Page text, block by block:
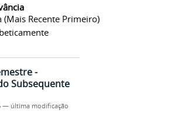
(mais Recente Primeiro)
Final
PSS Professor Substituto
Final
-
Subsequente
— última modificação